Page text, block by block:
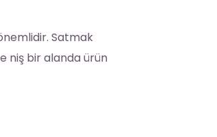
Satmak
niş bir alanda ürün